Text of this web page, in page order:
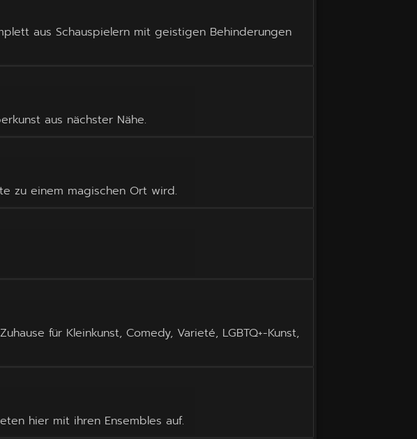
aus Schauspielern mit geistigen Behinderungen
aus nächster Nähe.
zu einem magischen Ort wird.
für Kleinkunst, Comedy, Varieté, LGBTQ+-Kunst,
hier mit ihren Ensembles auf.